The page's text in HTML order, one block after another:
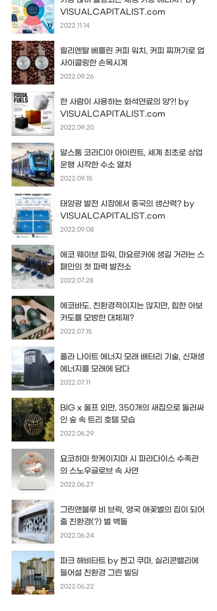
VISUALCAPITALIST.com
2022.11.14
릴리엔탈 베를린 커피 워치, 커피 찌꺼기로 업
사이클링한 손목시계
2022.09.26
한 사람이 사용하는 화석연료의 양?! by
VISUALCAPITALIST.com
2022.09.20
알스톰 코라디아 아이린트, 세계 최초로 상업
운행 시작한 수소 열차
2022.09.15
태양광 발전 시장에서 중국의 생산력? by
VISUALCAPITALIST.com
2022.09.08
에코 웨이브 파워, 마요르카에 생길 거라는 스
페인의 첫 파력 발전소
2022.07.28
에코바도. 친환경적이지는 않지만, 힙한 아보
카도를 모방한 대체제?
2022.07.15
폴라 나이트 에너지 모래 배터리 기술, 신재생
에너지를 모래에 담다
2022.07.11
BIG x 울프 외만, 350개의 새집으로 둘러싸
인 숲 속 트리 호텔 모습
2022.06.29
요코하마 핫케이지마 시 파라다이스 수족관
의 스노우글로브 속 사연
2022.06.27
그린앤블루 비 브릭, 영국 애꽃벌의 집이 되어
줄 친환경(?) 벌 벽돌
2022.06.24
파크 해비타트 by 켄고 쿠마, 실리콘밸리에
들어설 친환경 그린 빌딩
2022.06.22